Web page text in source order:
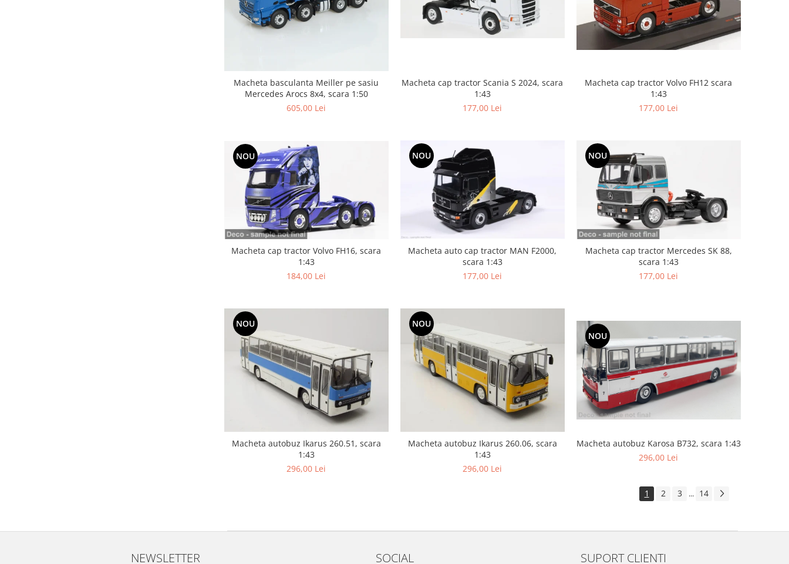
Macheta basculanta Meiller pe sasiu
Mercedes Arocs 8x4, scara 1:50
605,00 Lei
Macheta cap tractor Scania S 2024, scara
1:43
177,00 Lei
Macheta cap tractor Volvo FH12 scara
1:43
177,00 Lei
NOU
Macheta cap tractor Volvo FH16, scara
1:43
184,00 Lei
NOU
Macheta auto cap tractor MAN F2000,
scara 1:43
177,00 Lei
NOU
Macheta cap tractor Mercedes SK 88,
scara 1:43
177,00 Lei
NOU
Macheta autobuz Ikarus 260.51, scara
1:43
296,00 Lei
NOU
Macheta autobuz Ikarus 260.06, scara
1:43
296,00 Lei
NOU
Macheta autobuz Karosa B732, scara 1:43
296,00 Lei
1 2 3 ... 14
NEWSLETTER SOCIAL SUPORT CLIENTI